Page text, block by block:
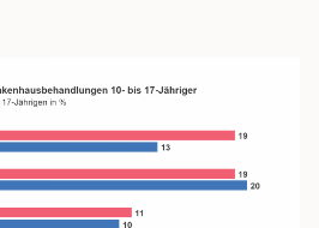
mit
sichern 🤝
bis Freitag von 8 bis